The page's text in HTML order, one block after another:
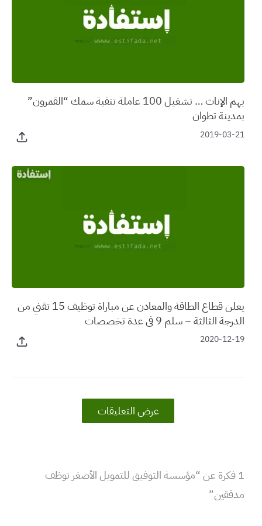
يهم الإناث … تشغيل 100 عاملة تنقية سمك “القمرون”
بمدينة تطوان
2019-03-21
يعلن قطاع الطاقة والمعادن عن مباراة توظيف 15 تقني من
الدرجة الثالثة ~ سلم 9 في عدة تخصصات
2020-12-19
عرض التعليقات
1 فكرة عن “مؤسسة التوفيق للتمويل الأصغر توظف
مدققين”